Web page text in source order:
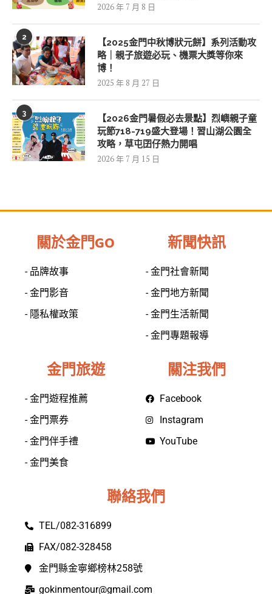
2026 年 7 月 8 日
2
【2025金門中秋博狀元餅】系列活動攻
略｜親子旅遊必玩、機票大獎等你來
博！
2025 年 8 月 27 日
3
【2026金門暑假必去景點】烈嶼親子童
玩節718-719盛大登場！習山湖公園全
攻略，草屯囝仔熱力開唱
2026 年 7 月 15 日
關於金門GO
- 品牌故事
- 金門影音
- 隱私權政策
新聞快訊
- 金門社會新聞
- 金門地方新聞
- 金門生活新聞
- 金門專題報導
金門旅遊
- 金門遊程推薦
- 金門票券
- 金門伴手禮
- 金門美食
關注我們
Facebook
Instagram
YouTube
聯絡我們
TEL/082-316899
FAX/082-328458
金門縣金寧鄉榜林258號
gokinmentour@gmail.com